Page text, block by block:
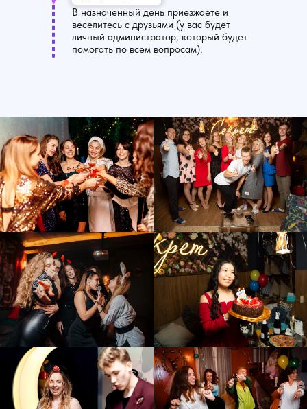
В назначенный день приезжаете и
веселитесь с друзьями (у вас будет
личный администратор, который будет
помогать по всем вопросам).